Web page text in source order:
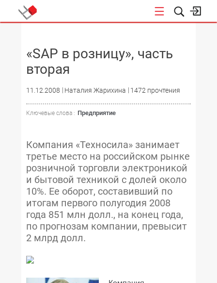
«SAP в розницу», часть
вторая
11.12.2008 Наталия Жарихина 1472 прочтения
Ключевые слова : Предприятие
Компания «Техносила» занимает
третье место на российском рынке
розничной торговли электроникой
и бытовой техникой с долей около
10%. Ее оборот, составивший по
итогам первого полугодия 2008
года 851 млн долл., на конец года,
по прогнозам компании, превысит
2 млрд долл.